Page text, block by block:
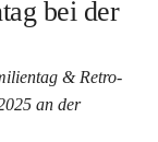
bei der
& Retro-
an der